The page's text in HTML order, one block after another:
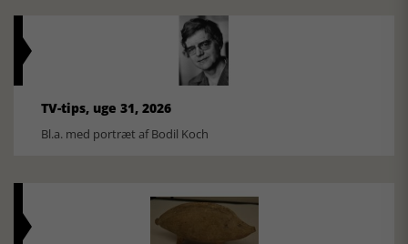
TV-tips, uge 31, 2026
Bl.a. med portræt af Bodil Koch